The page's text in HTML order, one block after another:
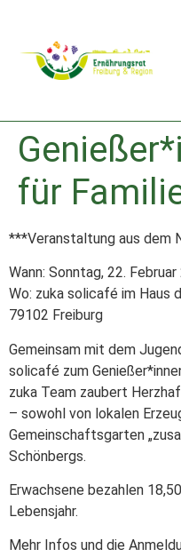
für
***Veranstaltung aus dem
Wann: Sonntag, 22.
Wo: zuka solicafé im Haus
79102 Freiburg
Gemeinsam mit dem
solicafé zum
zuka Team zaubert
– sowohl von lokalen
Gemeinschaftsgarten
Schönbergs.
Erwachsene bezahlen
Lebensjahr.
Mehr Infos und die